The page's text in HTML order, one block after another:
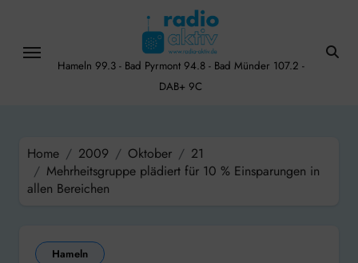
content
Hameln 99.3 - Bad Pyrmont 94.8 - Bad Münder 107.2 -
DAB+ 9C
Home 2009 Oktober
21
Mehrheitsgruppe plädiert für 10 % Einsparungen in
allen Bereichen
Hameln